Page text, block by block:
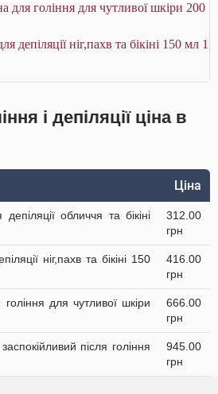
для гоління для чутливої шкіри 200
депіляції ніг,пахв та бікіні 150 мл 1
і депіляції ціна в
Ціна
обличчя та бікіні
312.00
грн
ніг,пахв та бікіні 150
416.00
грн
для чутливої шкіри
666.00
грн
після гоління
945.00
грн